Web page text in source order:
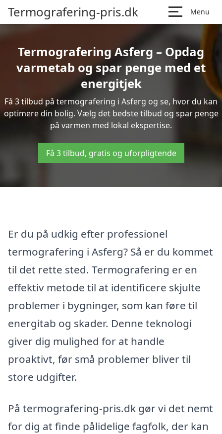
Termografering-pris.dk Menu
Termografering Asferg – Opdag
varmetab og spar penge med et
energitjek
Få 3 tilbud på termografering i Asferg og se, hvor du kan
optimere din bolig. Vælg det bedste tilbud og spar penge
på varmen med lokal ekspertise.
Få 3 tilbud, gratis og uforpligtende
Er du på udkig efter professionel
termografering i Asferg? Så er du kommet
til det rette sted. Termografering er en
effektiv metode til at identificere skjulte
problemer i bygninger, som kan føre til
energitab og skader. Denne teknologi
giver dig mulighed for at handle
proaktivt, før små problemer bliver til
store udgifter.
På termografering-pris.dk gør vi det nemt
for dig at finde pålidelige fagfolk, der kan